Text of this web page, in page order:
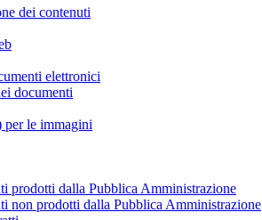
dei contenuti
elettronici
documenti
per le immagini
prodotti dalla Pubblica Amministrazione
non prodotti dalla Pubblica Amministrazione